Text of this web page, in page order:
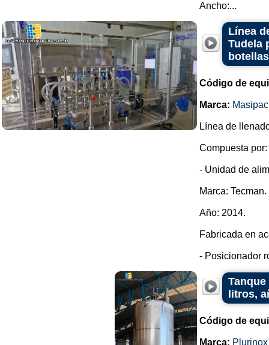
Ancho:...
Línea
Tudela
Código de
Marca:
Línea de
Compuesta por:
- Unidad de
Marca: Tecman.
Año: 2014.
Fabricada en
- Posicionador
litros,
Código de
Marca: Plurinox